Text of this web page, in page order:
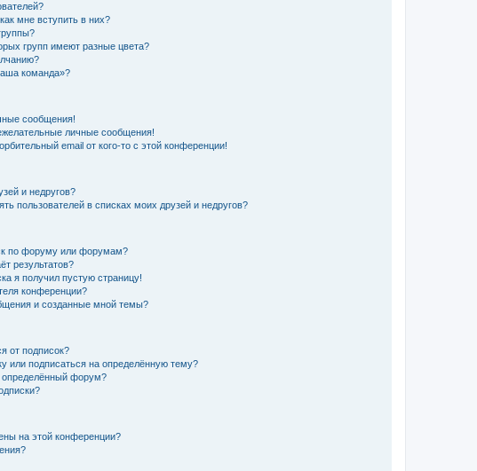
мне вступить в них?
групп имеют разные цвета?
команда»?
сообщения!
личные сообщения!
email от кого-то с этой конференции!
и недругов?
пользователей в списках моих друзей и недругов?
по форуму или форумам?
результатов?
я получил пустую страницу!
конференции?
и созданные мной темы?
от подписок?
или подписаться на определённую тему?
определённый форум?
на этой конференции?